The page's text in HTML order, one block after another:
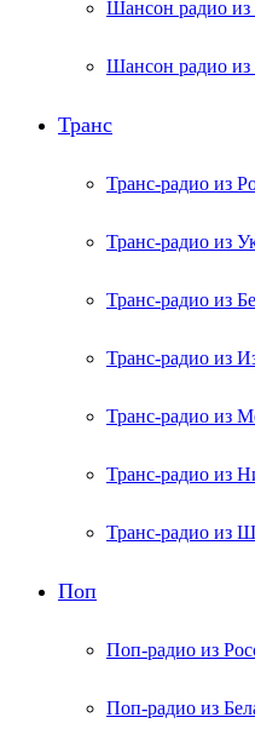
Шансон радио из
Шансон радио
Транс
Транс-радио из
Транс-радио из
Транс-радио из
Транс-радио из
Транс-радио из
Транс-радио из
Транс-радио из
Поп
Поп-радио из
Поп-радио из